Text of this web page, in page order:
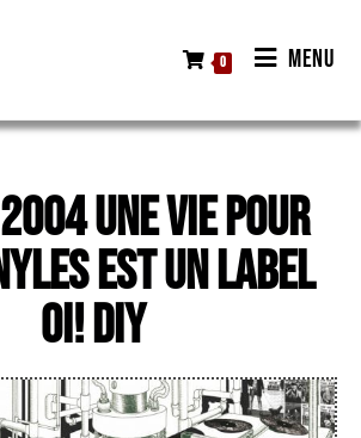
0 MENU
Une Vie Pour
est un label
Oi! DIY